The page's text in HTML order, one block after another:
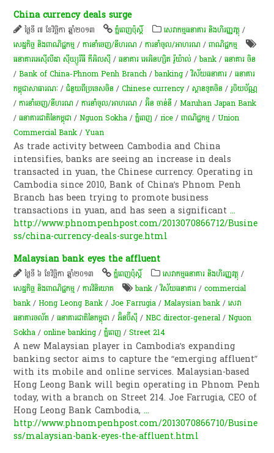
China currency deals surge
ថ្ងៃទី ៧ ខែវិច្ឆិកា ឆ្នាំ២០១៣ ភ្នំពេញប៉ុស្តិ៍ សេវាកម្មធនាគារ និងហិរញ្ញវត្ថុ /
សេដ្ឋកិច្ច និងពាណិជ្ជកម្ម /ការនាំចេញ/នីហរណ /ការនាំចូល/អាហរណ /ពាណិជ្ជកម្ម
ធនាគារអេស៊ីលីដា ស៊ីឃ្យួរឹធី ភីអិលស៊ី/ធនាគារ អេអិនហ្សិត រ៉ូយ៉ាល់ /bank /​ធនាគារ ចិន
/Bank of China-Phnom Penh Branch /banking /វិស័យ​ធនាគារ​ /ធនាគារ​
កម្ពុជា​សាធារណៈ /ជំនួយពីប្រទេសចិន /Chinese currency /ស្ថានទូតចិន /រូបិយប័ណ្ណ
/ការនាំចេញ/នីហរណ /ការនាំចូល/អាហរណ /អ៊ិន ចាន់នី /Maruhan Japan Bank
/ធនាគារជាតិនៃកម្ពុជា /Nguon Sokha /ភ្នំពេញ /rice /ពាណិជ្ជកម្ម /Union
Commercial Bank /Yuan
As trade activity between Cambodia and China
intensifies, banks are seeing an increase in deals
transacted in yuan, the Chinese currency. Operating in
Cambodia since 2010, Bank of China’s Phnom Penh
Branch has been trying to promote business
transactions in yuan, and has seen a significant...
http://www.phnompenhpost.com/2013070866712/Busine
ss/china-currency-deals-surge.html
Malaysian bank eyes the affluent
ថ្ងៃទី ៦ ខែវិច្ឆិកា ឆ្នាំ២០១៣ ភ្នំពេញប៉ុស្តិ៍ សេវាកម្មធនាគារ និងហិរញ្ញវត្ថុ /
សេដ្ឋកិច្ច និងពាណិជ្ជកម្ម /ការវិនិយោគ bank /វិស័យ​ធនាគារ​ /commercial
bank /Hong Leong Bank /Joe Farrugia /Malaysian bank /សេវា
ធនាគារចល័ត /ធនាគារជាតិនៃកម្ពុជា /អ៊ិនប៊ីស៊ី /NBC director-general /Nguon
Sokha /online banking /ភ្នំពេញ /Street 214
A new Malaysian player in Cambodia’s expanding
banking sector aims to capture the “emerging affluent”
with its mobile and online services. Malaysian-based
Hong Leong Bank will begin operating in Phnom Penh
today, with a branch on Street 214. Joe Farrugia, CEO of
Hong Leong Bank Cambodia,...
http://www.phnompenhpost.com/2013070866710/Busine
ss/malaysian-bank-eyes-the-affluent.html